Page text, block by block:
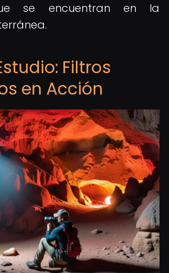
se encuentran en la
Filtros
en Acción